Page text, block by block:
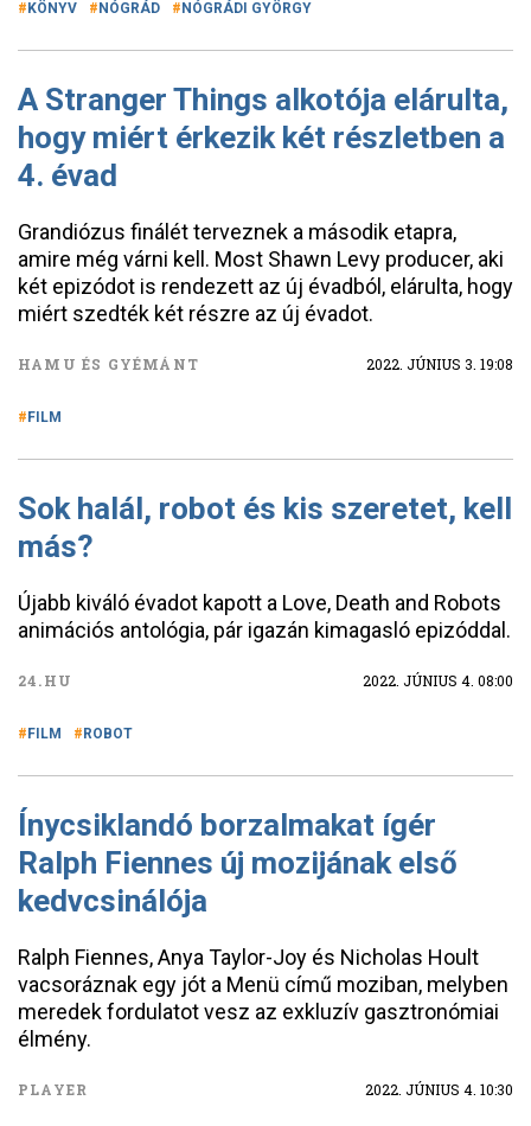
KÖNYV NÓGRÁD NÓGRÁDI GYÖRGY
A Stranger Things alkotója elárulta,
hogy miért érkezik két részletben a
4. évad
Grandiózus finálét terveznek a második etapra,
amire még várni kell. Most Shawn Levy producer, aki
két epizódot is rendezett az új évadból, elárulta, hogy
miért szedték két részre az új évadot.
HAMU ÉS GYÉMÁNT 2022. JÚNIUS 3. 19:08
FILM
Sok halál, robot és kis szeretet, kell
más?
Újabb kiváló évadot kapott a Love, Death and Robots
animációs antológia, pár igazán kimagasló epizóddal.
24.HU 2022. JÚNIUS 4. 08:00
FILM ROBOT
Ínycsiklandó borzalmakat ígér
Ralph Fiennes új mozijának első
kedvcsinálója
Ralph Fiennes, Anya Taylor-Joy és Nicholas Hoult
vacsoráznak egy jót a Menü című moziban, melyben
meredek fordulatot vesz az exkluzív gasztronómiai
élmény.
PLAYER 2022. JÚNIUS 4. 10:30